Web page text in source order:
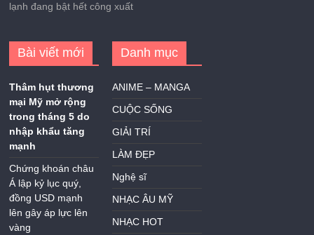
lạnh đang bật hết công xuất
Bài viết mới
Thâm hụt thương
mại Mỹ mở rộng
trong tháng 5 do
nhập khẩu tăng
mạnh
Chứng khoán châu
Á lập kỷ lục quý,
đồng USD mạnh
lên gây áp lực lên
vàng
Danh mục
ANIME – MANGA
CUỘC SỐNG
GIẢI TRÍ
LÀM ĐẸP
Nghệ sĩ
NHẠC ÂU MỸ
NHẠC HOT